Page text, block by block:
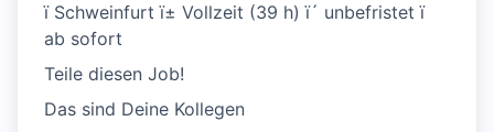
ï Schweinfurt ï± Vollzeit (39 h) ï´ unbefristet ï
ab sofort
Teile diesen Job!
Das sind Deine Kollegen